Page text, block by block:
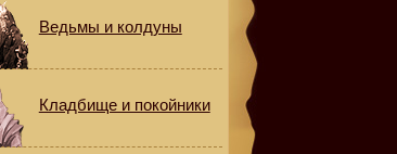
Ведьмы и колдуны
Кладбище и покойники